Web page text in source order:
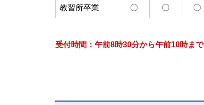
教習所卒業 〇 〇 〇
受付時間：午前8時30分から午前10時まで